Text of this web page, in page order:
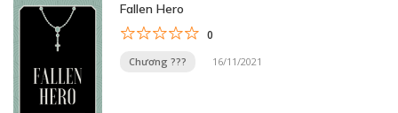
Fallen Hero
0
Chương ??? 16/11/2021